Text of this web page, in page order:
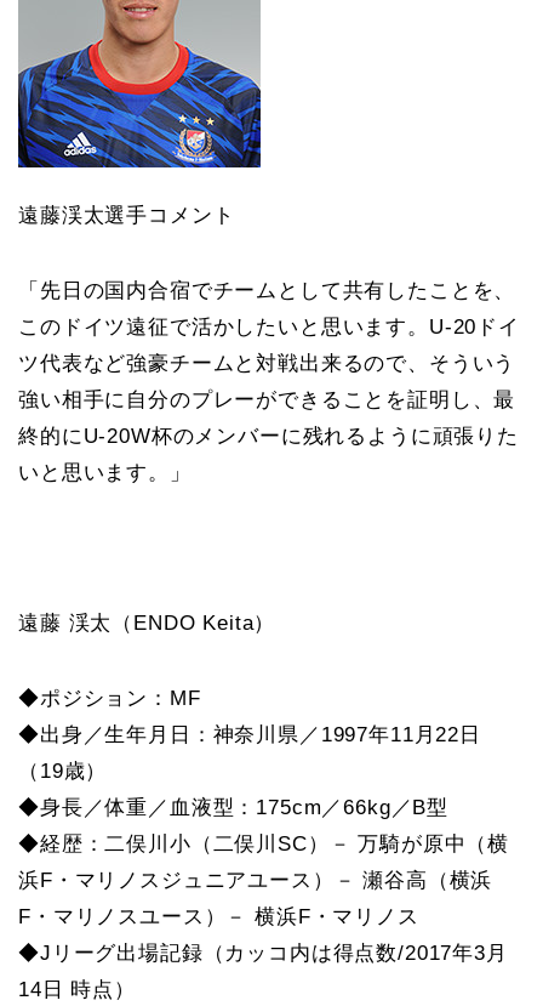
遠藤渓太選手コメント
「先日の国内合宿でチームとして共有したことを、
このドイツ遠征で活かしたいと思います。U-20ドイ
ツ代表など強豪チームと対戦出来るので、そういう
強い相手に自分のプレーができることを証明し、最
終的にU-20W杯のメンバーに残れるように頑張りた
いと思います。」
遠藤 渓太（ENDO Keita）
◆ポジション：MF
◆出身／生年月日：神奈川県／1997年11月22日
（19歳）
◆身長／体重／血液型：175cm／66kg／B型
◆経歴：二俣川小（二俣川SC）－ 万騎が原中（横
浜F・マリノスジュニアユース）－ 瀬谷高（横浜
F・マリノスユース）－ 横浜F・マリノス
◆Jリーグ出場記録（カッコ内は得点数/2017年3月
14日 時点）